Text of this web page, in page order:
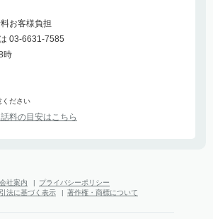
お客様負担
03-6631-7585
時
ださい
料の目安はこちら
会社案内 |
プライバシーポリシー
法に基づく表示
| 著作権・商標について